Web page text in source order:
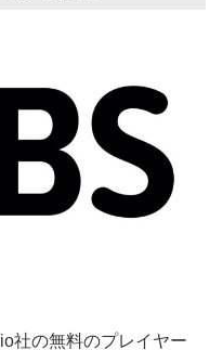
社の無料のプレイヤー